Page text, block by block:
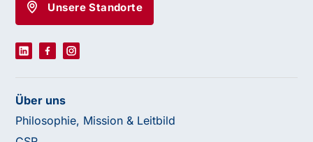
Unsere Standorte
Über uns
Philosophie, Mission & Leitbild